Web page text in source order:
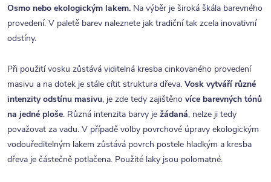
Osmo nebo ekologickým lakem. Na výběr je široká škála barevného
provedení. V paletě barev naleznete jak tradiční tak zcela inovativní
odstíny.
Při použití vosku zůstává viditelná kresba cinkovaného provedení
masivu a na dotek je stále cítit struktura dřeva. Vosk vytváří různé
intenzity odstínu masivu, je zde tedy zajištěno více barevných tónů
na jedné ploše. Různá intenzita barvy je žádaná, nelze ji tedy
považovat za vadu. V případě volby povrchové úpravy ekologickým
vodouředitelným lakem zůstává povrch postele hladkým a kresba
dřeva je částečně potlačena. Použité laky jsou polomatné.